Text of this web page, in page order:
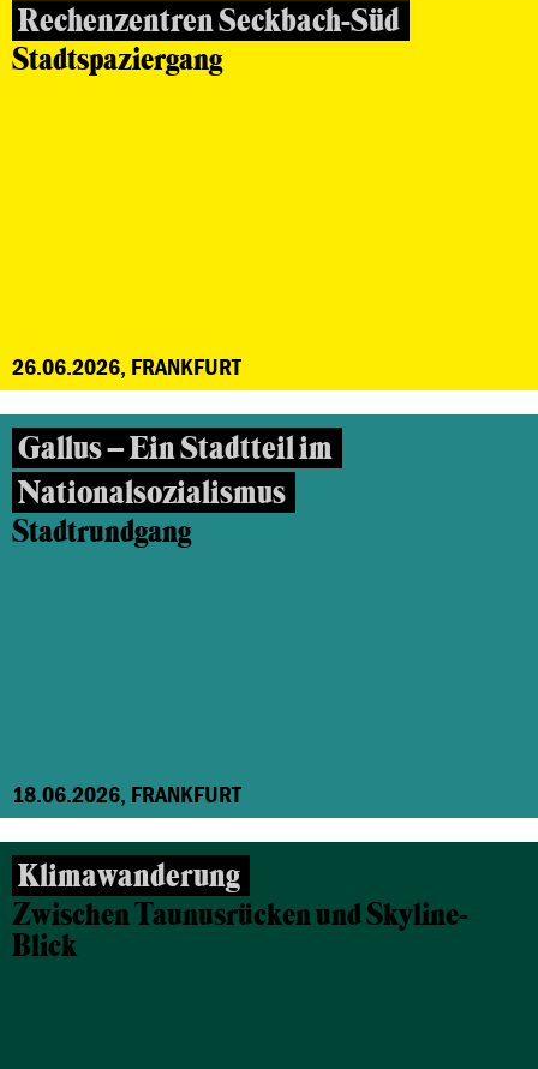
Rechenzentren Seckbach-Süd
Stadtspaziergang
26.06.2026, FRANKFURT
Gallus – Ein Stadtteil im
Nationalsozialismus
Stadtrundgang
18.06.2026, FRANKFURT
Klimawanderung
Zwischen Taunusrücken und Skyline-
Blick